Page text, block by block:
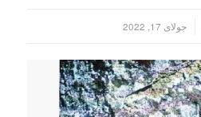
جولای 17, 2022